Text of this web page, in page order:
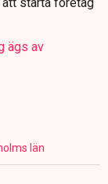
ägs av
län